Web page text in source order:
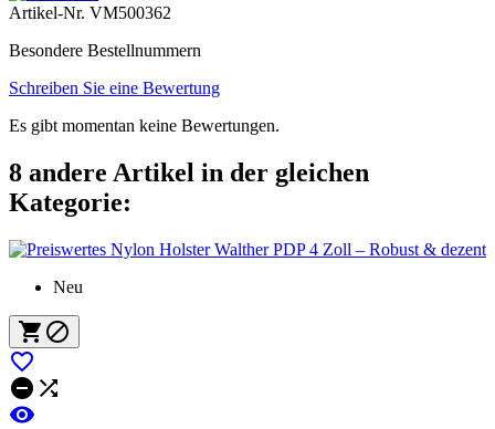
Artikel-Nr. VM500362
Besondere Bestellnummern
Schreiben Sie eine Bewertung
Es gibt momentan keine Bewertungen.
8 andere Artikel in der gleichen
Kategorie:
Neu
 

 
